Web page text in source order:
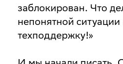
заблокирован. Что
непонятной
техподдержку!»